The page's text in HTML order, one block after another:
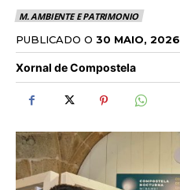
M. AMBIENTE E PATRIMONIO
PUBLICADO O 30 MAIO, 2026
Xornal de Compostela